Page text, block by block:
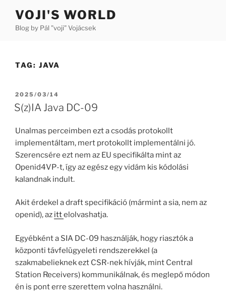
content
VOJI'S WORLD
Blog by Pál "voji" Vojácsek
TAG: JAVA
POSTED
ON
2025/03/14
S(z)IA Java DC-09
Unalmas perceimben ezt a csodás protokollt
implementáltam, mert protokollt implementálni jó.
Szerencsére ezt nem az EU specifikálta mint az
Openid4VP-t, így az egész egy vidám kis kódolási
kalandnak indult.
Akit érdekel a draft specifikáció (mármint a sia, nem az
openid), az ittelolvashatja.
Egyébként a SIA DC-09 használják, hogy riasztók a
központi távfelügyeleti rendszerekkel (a
szakmabelieknek ezt CSR-nek hívják, mint Central
Station Receivers) kommunikálnak, és meglepő módon
én is pont erre szerettem volna használni.